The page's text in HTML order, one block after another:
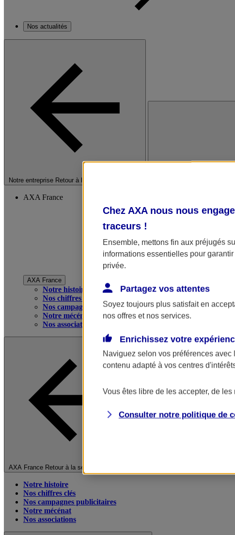
Nos actualités
Notre entreprise Retour à la section précédente
AXA France
AXA France
Notre histoire
Nos chiffres clés
Nos campagnes publicitaires
Notre mécénat
Nos associations
AXA France Retour à la section précédente
Notre histoire
Nos chiffres clés
Nos campagnes publicitaires
Notre mécénat
Nos associations
Chez AXA nous nous
traceurs !
Ensemble, mettons fin aux préjugés
informations essentielles pour
privée.
Partagez vos attentes
Soyez toujours plus satisfait en
nos offres et nos services.
Enrichissez votre
Naviguez selon vos préférences avec
contenu adapté à vos centres
Vous êtes libre de les accepter, de
Consulter notre politique de